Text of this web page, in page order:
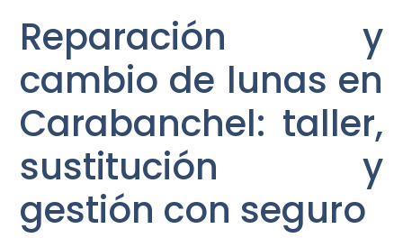
Reparación y
cambio de lunas en
Carabanchel: taller,
sustitución y
gestión con seguro